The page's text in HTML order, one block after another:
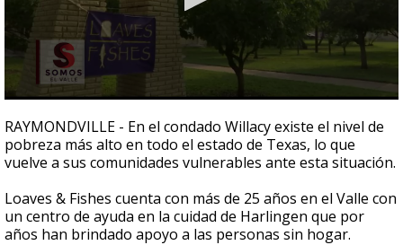
seconds
of
2
minutes,
seconds
RAYMONDVILLE - En el condado Willacy existe el nivel de
pobreza más alto en todo el estado de Texas, lo que
vuelve a sus comunidades vulnerables ante esta situación.
Loaves & Fishes cuenta con más de 25 años en el Valle con
un centro de ayuda en la cuidad de Harlingen que por
años han brindado apoyo a las personas sin hogar.